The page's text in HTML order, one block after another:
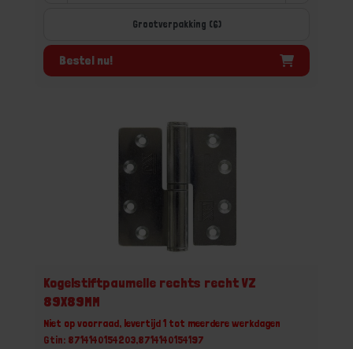
Grootverpakking (6)
Bestel nu!
Kogelstiftpaumelle rechts recht VZ
89X89MM
Niet op voorraad, levertijd 1 tot meerdere werkdagen
Gtin: 8714140154203,8714140154197